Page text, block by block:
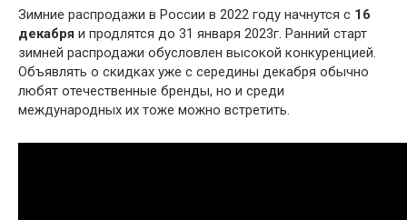
Зимние распродажи в России в 2022 году начнутся с 16
декабря и продлятся до 31 января 2023г. Ранний старт
зимней распродажи обусловлен высокой конкуренцией.
Объявлять о скидках уже с середины декабря обычно
любят отечественные бренды, но и среди
международных их тоже можно встретить.